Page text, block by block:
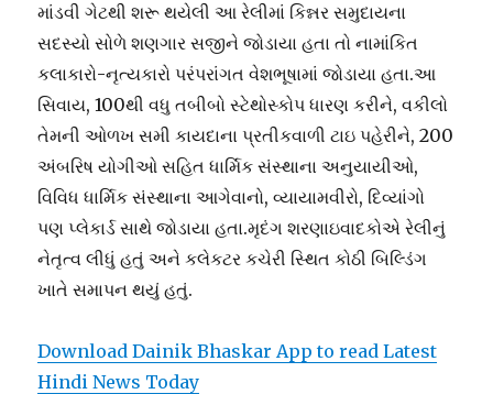
માંડવી ગેટથી શરૂ થયેલી આ રેલીમાં કિન્નર સમુદાયના
સદસ્યો સોળે શણગાર સજીને જોડાયા હતા તો નામાંકિત
કલાકારો-નૃત્યકારો પરંપરાંગત વેશભૂષામાં જોડાયા હતા.આ
સિવાય, 100થી વધુ તબીબો સ્ટેથોસ્કોપ ધારણ કરીને, વકીલો
તેમની ઓળખ સમી કાયદાના પ્રતીકવાળી ટાઇ પહેરીને, 200
અંબરિષ યોગીઓ સહિત ધાર્મિક સંસ્થાના અનુયાયીઓ,
વિવિધ ધાર્મિક સંસ્થાના આગેવાનો, વ્યાયામવીરો, દિવ્યાંગો
પણ પ્લેકાર્ડ સાથે જોડાયા હતા.મૃદંગ શરણાઇવાદકોએ રેલીનું
નેતૃત્વ લીધું હતું અને કલેકટર કચેરી સ્થિત કોઠી બિલ્ડિંગ
ખાતે સમાપન થયું હતું.
Download Dainik Bhaskar App to read Latest
Hindi News Today